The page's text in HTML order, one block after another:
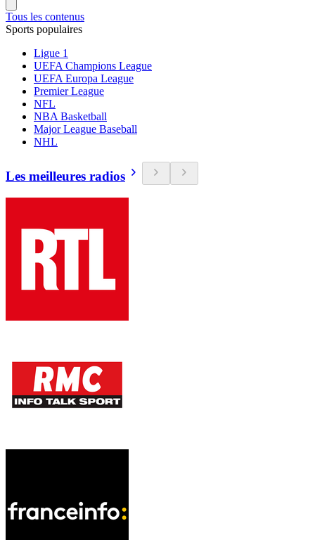
Tous les contenus
Sports populaires
Ligue 1
UEFA Champions League
UEFA Europa League
Premier League
NFL
NBA Basketball
Major League Baseball
NHL
Les meilleures radios